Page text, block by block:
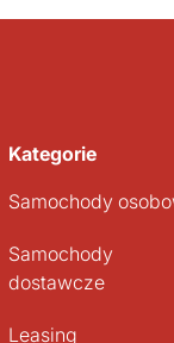
Kategorie
Samochody
Samochody
dostawcze
Leasing